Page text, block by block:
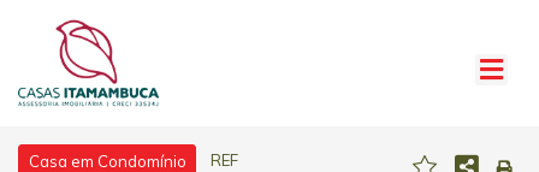
Casa em Condomínio
REF